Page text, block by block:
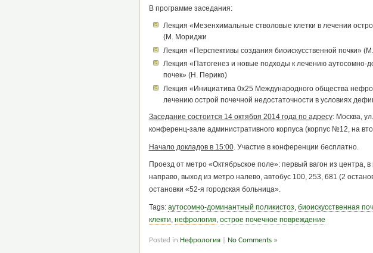
В программе заседания:
Лекция «Мезенхимальные стволовые клетки в лечении
(М. Мориджи
Лекция «Перспективы создания биоискусственной почки»
Лекция «Патогенез и новые подходы к лечению аутосомно-
почек» (Н. Перико)
Лекция «Инициатива 0x25 Международного общества
лечению острой почечной недостаточности в условиях
Заседание состоится 14 октября 2014 года по адресу: Москва,
конференц-зале административного корпуса (корпус №12, на
Начало докладов в 15:00. Участие в конференции бесплатно.
Проезд от метро «Октябрьское поле»: первый вагон из центра,
направо, выход из метро налево, автобус 100, 253, 681 (2
остановки «52-я городская больница».
Tags: аутосомно-доминантный поликистоз биоискусственная
клекти нефрология острое почечное повреждение
Posted in Нефрология| No Comments »